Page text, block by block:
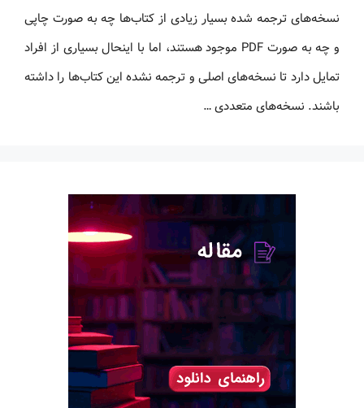
نسخه‌های ترجمه شده بسیار زیادی از کتاب‌ها چه به صورت چاپی
و چه به صورت PDF موجود هستند، اما با اینحال بسیاری از افراد
تمایل دارد تا نسخه‌های اصلی و ترجمه نشده این کتاب‌ها را داشته
باشند. نسخه‌های متعددی …